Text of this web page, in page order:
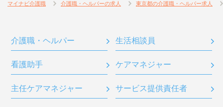
マイナビ介護職 介護職・ヘルパーの求人 東京都の介護職・ヘルパー求人
介護職・ヘルパー 生活相談員
看護助手 ケアマネジャー
主任ケアマネジャー サービス提供責任者